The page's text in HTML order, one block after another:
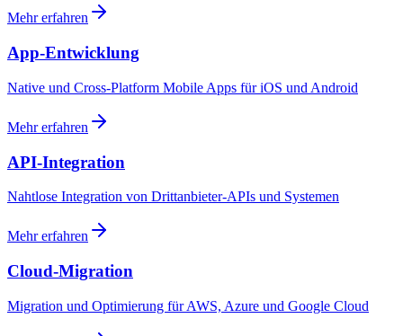
Mehr erfahren
App-Entwicklung
Native und Cross-Platform Mobile Apps für iOS und Android
Mehr erfahren
API-Integration
Nahtlose Integration von Drittanbieter-APIs und Systemen
Mehr erfahren
Cloud-Migration
Migration und Optimierung für AWS, Azure und Google Cloud